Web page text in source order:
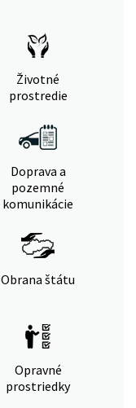
Životné
prostredie
Doprava a
pozemné
komunikácie
Obrana štátu
Opravné
prostriedky